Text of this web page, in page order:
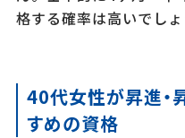
格する確率は高いでしょ
40代女性が昇進・
すめの資格